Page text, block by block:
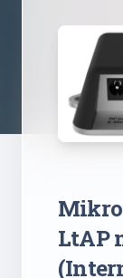
LtAP